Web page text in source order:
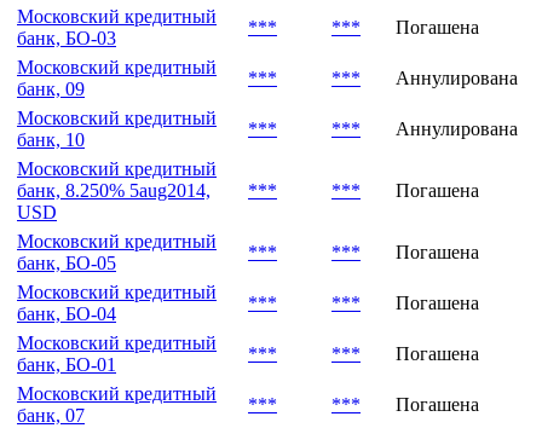
Московский кредитный
банк, БО-03
*** ***
Погашена
Московский кредитный
банк, 09
*** ***
Аннулирована
Московский кредитный
банк, 10
*** ***
Аннулирована
Московский кредитный
банк, 8.250% 5aug2014,
USD
*** *** Погашена
Московский кредитный
банк, БО-05
*** ***
Погашена
Московский кредитный
банк, БО-04
*** ***
Погашена
Московский кредитный
банк, БО-01
*** ***
Погашена
Московский кредитный
банк, 07
*** ***
Погашена